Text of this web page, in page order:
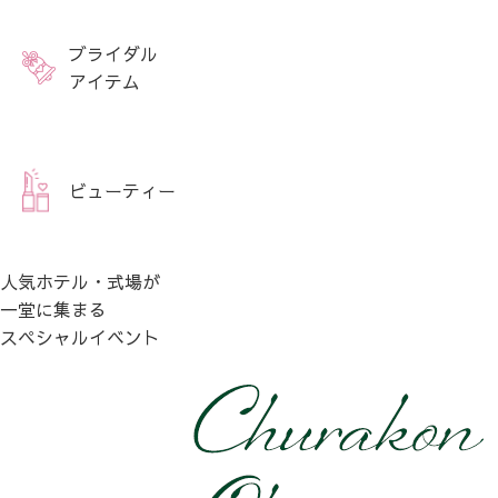
ブライダル
アイテム
ビューティー
人気ホテル・式場が
一堂に集まる
スペシャルイベント